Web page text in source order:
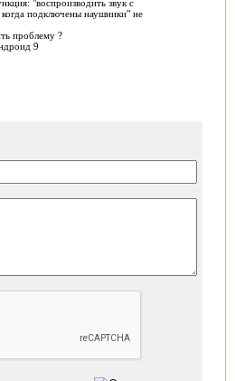
"воспроизводить звук с
подключены наушники" не
проблему ?
9